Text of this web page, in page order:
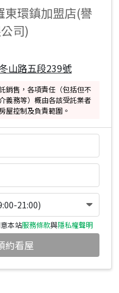
東環鎮加盟店(譽
司)
山路五段239號
銷售，各項責任（包括但不
義務等）概由各該受託業者
屋控制及負責範圍。
21:00)
本站服務條款與隱私權聲明
約看屋